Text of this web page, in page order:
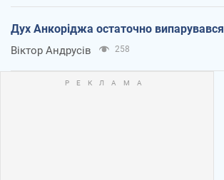
Дух Анкоріджа остаточно випарувався
Віктор Андрусів 258